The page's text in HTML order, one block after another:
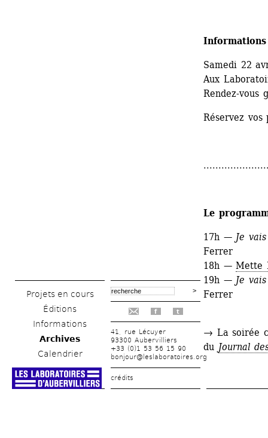
Projets en cours
Éditions
Informations
Archives
Calendrier
f t
41, rue Lécuyer
93300 Aubervilliers
+33 (0)1 53 56 15 90
bonjour@leslaboratoires.org
crédits
Samedi 22
Aux
Rendez-vous
Réservez
Le
17h —Je vais
Ferrer
18h — Mette
19h —Je vais
Ferrer
→ La soirée
du Journal